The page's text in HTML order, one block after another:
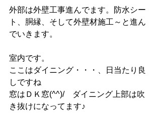
外部は外壁工事進んでます。防水シー
ト、胴縁、そして外壁材施工～と進ん
でいきます。
室内です。
ここはダイニング・・・、日当たり良
しですね
窓はＤＫ窓(^^)/　ダイニング上部は吹
き抜けになってます♪